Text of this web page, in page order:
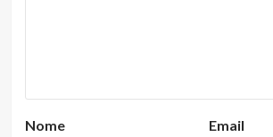
Nome Email